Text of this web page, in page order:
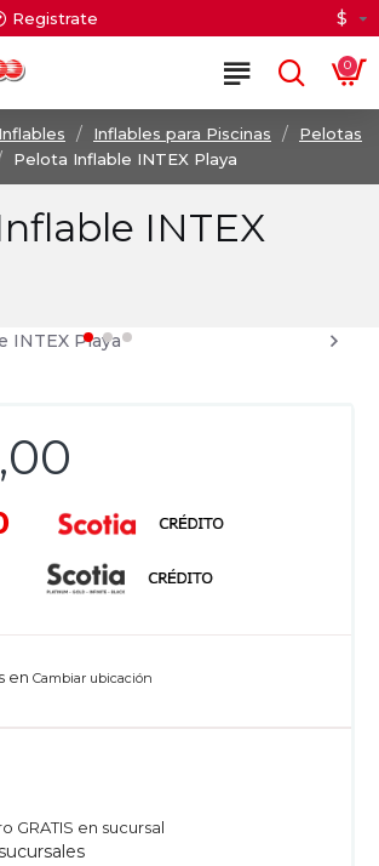
Registrate $
0
Inflables para Piscinas
Pelotas
Pelota Inflable INTEX Playa
INTEX
en Cambiar ubicación
GRATIS en sucursal